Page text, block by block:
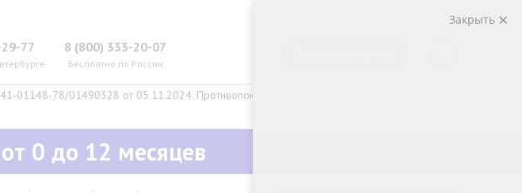
77 8 (800) 333-20-07
Бесплатно по России
78/01490328 от 05.11.2024. Противопоказания — нужна консультация врача.
0 до 12 месяцев
Закрыть